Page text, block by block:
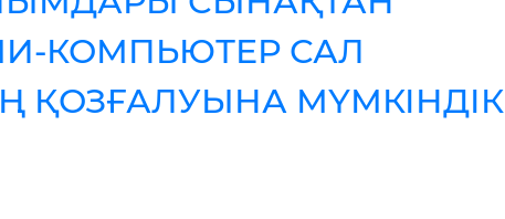
КОМПЬЮТЕР САЛ
ҚОЗҒАЛУЫНА МҮМКІНДІК